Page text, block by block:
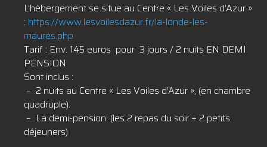
L’hébergement se situe au Centre « Les Voiles d’Azur »
: https://www.lesvoilesdazur.fr/la-londe-les-
maures.php
Tarif : Env. 145 euros pour 3 jours / 2 nuits EN DEMI
PENSION
Sont inclus :
– 2 nuits au Centre « Les Voiles d’Azur », (en chambre
quadruple).
– La demi-pension: (les 2 repas du soir + 2 petits
déjeuners)